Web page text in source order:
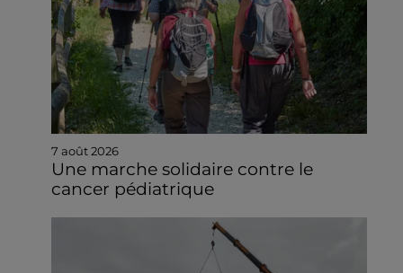
7 août 2026
Une marche solidaire contre le
cancer pédiatrique